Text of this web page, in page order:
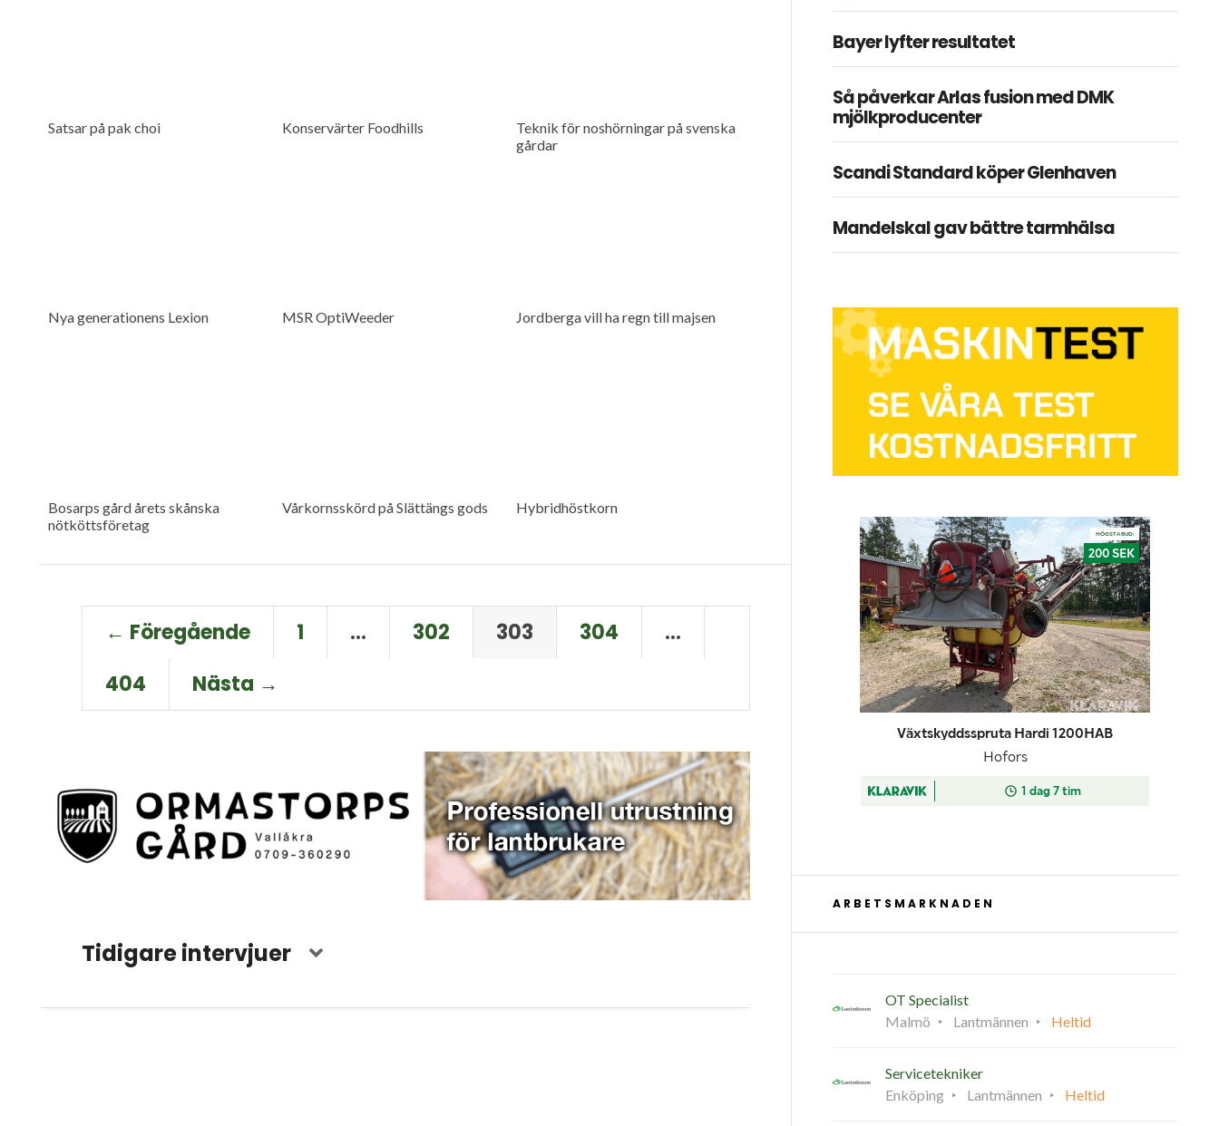
Satsar på pak choi Konservärter Foodhills
Teknik för noshörningar på svenska
gårdar
Nya generationens Lexion MSR OptiWeeder Jordberga vill ha regn till majsen
Bosarps gård årets skånska
nötköttsföretag
Vårkornsskörd på Slättängs gods Hybridhöstkorn
← Föregående 1 … 302 303 304
…
404
Nästa →
Tidigare intervjuer
Bayer lyfter resultatet
Så påverkar Arlas fusion med DMK
mjölkproducenter
Scandi Standard köper Glenhaven
Mandelskal gav bättre tarmhälsa
ARBETSMARKNADEN
OT Specialist
Malmö
Lantmännen Heltid
Servicetekniker
Enköping
Lantmännen Heltid